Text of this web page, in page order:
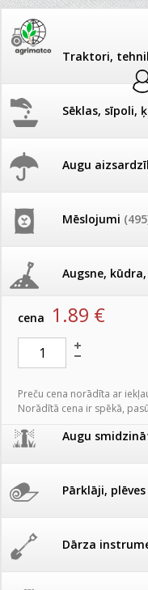
Traktori,
Sēklas, sīpoli,
Augu
Mēslojumi
Augsne,
Podi un kasetes
Augu
Pārklāji, plēves
Dārza
JAUNUMI
Pašlasīšanas vietu
26.05. Vebinārs - Kā
gliemežus piemājas
Ūdens piemērotības
smidzinājumu veikšanai
Pievienojies
Tomātu sēklu
Tagad Vitrol GB arī
iepakojumā!
Balkoniem
Produkti »Podi un
Balkonkastu
artikuls: 1286 EAN:
cena 1.89 €
Preču cena norādīta ar
Norādītā cena ir spēkā,